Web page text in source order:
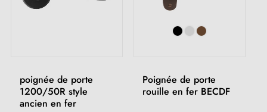
poignée de porte
1200/50R style
ancien en fer
Poignée de porte
rouille en fer BECDF